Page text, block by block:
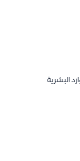
البشرية